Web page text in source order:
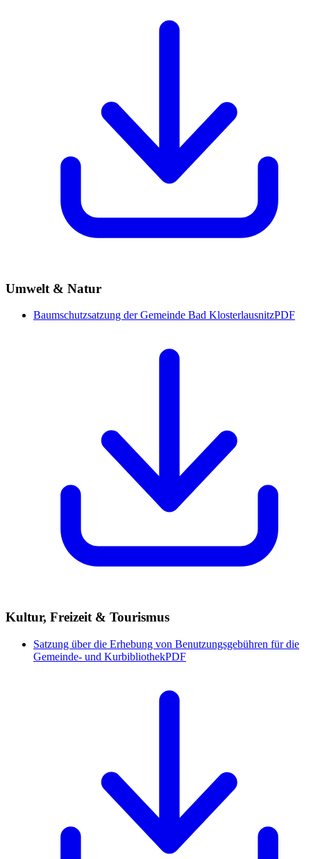
Umwelt & Natur
Baumschutzsatzung der Gemeinde Bad KlosterlausnitzPDF
Kultur, Freizeit & Tourismus
Satzung über die Erhebung von Benutzungsgebühren für die
Gemeinde- und KurbibliothekPDF